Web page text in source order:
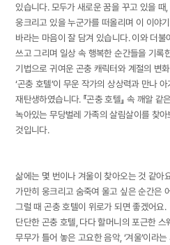
있습니다. 모두가 새로운 꿈을 꾸고 있을
웅크리고 있을 누군가를 떠올리며 이 이야
바라는 마음이 잘 담겨 있습니다. 이와 더불
쓰고 그리며 일상 속 행복한 순간들을 기록
기법으로 귀여운 곤충 캐릭터와 계절의 변
‘곤충 호텔’이 무운 작가의 상상력과 만나
재탄생하였습니다. 『곤충 호텔』 속 깨알
녹아있는 무당벌레 가족의 살림살이를 찾
것입니다.
삶에는 몇 번이나 겨울이 찾아오는 것 같아
가만히 웅크리고 숨죽여 울고 싶은 순간은
그럴 때 곤충 호텔이 위로가 되면 좋겠어요.
단단한 곤충 호텔, 다다 할머니의 포근한 스
무무가 틀어 놓은 고요한 음악, ‘겨울’이라